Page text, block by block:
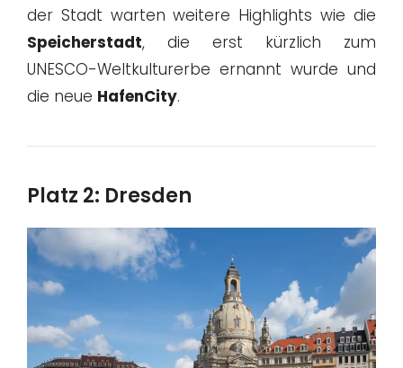
der Stadt warten weitere Highlights wie die
Speicherstadt, die erst kürzlich zum
UNESCO-Weltkulturerbe ernannt wurde und
die neue HafenCity.
Platz 2: Dresden